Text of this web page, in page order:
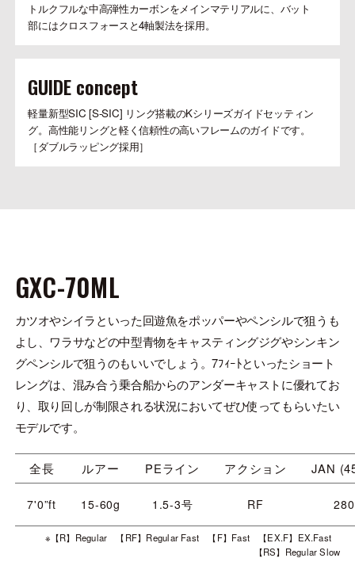
トルクフルな中高弾性カーボンをメインマテリアルに、バット
部にはクロスフォースと4軸製法を採用。
GUIDE concept
軽量新型SIC [S-SIC] リング搭載のKシリーズガイドセッティン
グ。高性能リングと軽く信頼性の高いフレームのガイドです。
［ダブルラッピング採用］
GXC-70ML
カツオやシイラといった回遊魚をポッパーやペンシルで狙うも
よし、ワラサなどの中型青物をキャスティングジグやシンキン
グペンシルで狙うのもいいでしょう。7ﾌｨｰﾄといったショート
レングは、混み合う乗合船からのアンダーキャストに優れてお
り、取り回しが制限される状況においてぜひ使ってもらいたい
モデルです。
全長 ルアー PEライン アクション JAN
7'0”ft 15-60g 1.5-3号 RF
※【R】Regular 【RF】Regular Fast 【F】Fast 【EX.F】EX.Fast
【RS】Regular Slow